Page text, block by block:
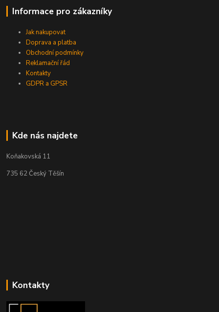
Informace pro zákazníky
Jak nakupovat
Doprava a platba
Obchodní podmínky
Reklamační řád
Kontakty
GDPR a GPSR
Kde nás najdete
Koňakovská 11
735 62 Český Těšín
Kontakty